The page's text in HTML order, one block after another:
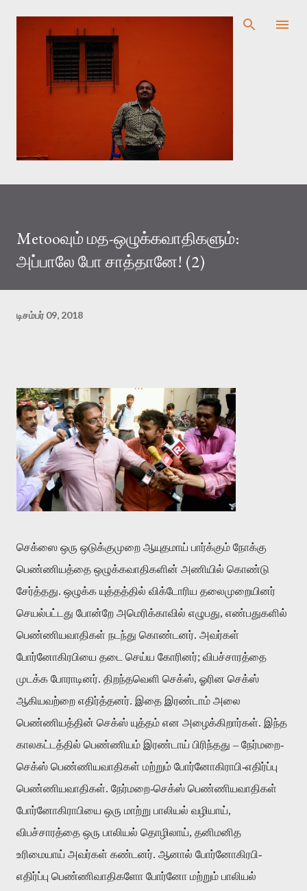
முதன்மை உள்ளடக்கத்திற்குச் செல்
Metooவும் மத-ஒழுக்கவாதிகளும்:
அப்பாலே போ சாத்தானே! (2)
டிசம்பர் 09, 2018
செக்ஸை ஒரு ஒடுக்குமுறை ஆயுதமாய் பார்க்கும் நோக்கு
பெண்ணியத்தை ஒழுக்கவாதிகளின் அணியில் கொண்டு
சேர்த்தது. ஒழுக்க யுத்தத்தில் விக்டோரிய தலைமுறையினர்
செயல்பட்டது போன்றே அமெரிக்காவில் எழுபது, எண்பதுகளில்
பெண்ணியவாதிகள் நடந்து கொண்டனர். அவர்கள்
போர்னோகிரபியை தடை செய்ய கோரினர்; விபச்சாரத்தை
முடக்க போராடினர். திறந்தவெளி செக்ஸ், ஓரின செக்ஸ்
ஆகியவற்றை எதிர்த்தனர். இதை இரண்டாம் அலை
பெண்ணியத்தின் செக்ஸ் யுத்தம் என அழைக்கிறார்கள். இந்த
காலகட்டத்தில் பெண்ணியம் இரண்டாய் பிரிந்தது – நேர்மறை-
செக்ஸ் பெண்ணியவாதிகள் மற்றும் போர்னோகிராபி-எதிர்ப்பு
பெண்ணியவாதிகள். நேர்மறை-செக்ஸ் பெண்ணியவாதிகள்
போர்னோகிராபியை ஒரு மாற்று பாலியல் வழியாய்,
விபச்சாரத்தை ஒரு பாலியல் தொழிலாய், தனிமனித
உரிமையாய் அவர்கள் கண்டனர். ஆனால் போர்னோகிரபி-
எதிர்ப்பு பெண்ணிவாதிகளோ போர்னோ மற்றும் பாலியல்